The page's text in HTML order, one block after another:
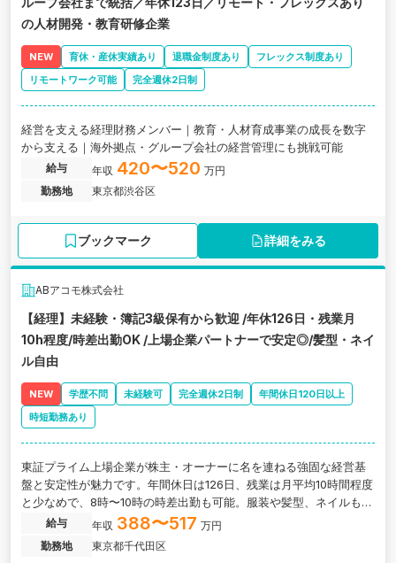
の人材開発・教育研修企業
NEW 育休・産休実績あり 退職金制度あり
フレックス制度あり
リモートワーク可能
完全週休2日制
経営を支える経理財務メンバー｜教育・人材育成事業の成長を数字
から支える｜海外拠点・グループ会社の経営管理にも挑戦可能
給与 年収 420〜520 万円
勤務地
東京都渋谷区
ブックマーク 詳細をみる
ABアコモ株式会社
【経理】未経験・簿記3級保有から歓迎 /年休126日・残業月
10h程度/時差出勤OK /上場企業パートナーで安定◎/髪型・ネイ
ル自由
NEW 学歴不問 未経験可 完全週休2日制
年間休日120日以上
時短勤務あり
東証プライム上場企業が株主・オーナーに名を連ねる強固な経営基
盤と安定性が魅力です。年間休日は126日、残業は月平均10時間程度
と少なめで、8時〜10時の時差出勤も可能。服装や髪型、ネイルも自
由で自分らしく働けます。他部署との連携体制が整っており業務過
多になりにくく、穏やかな社風の中で落ち着いて経理の経験を積ん
でいける環境です。 ゆくゆくは、経理財務の管理業務、決算業務、
給与 年収 388〜517 万円
勤務地
東京都千代田区